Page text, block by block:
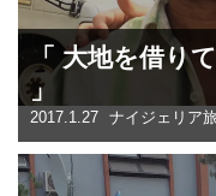
「 大地を借り
」
2017.1.27 ナイジェリア